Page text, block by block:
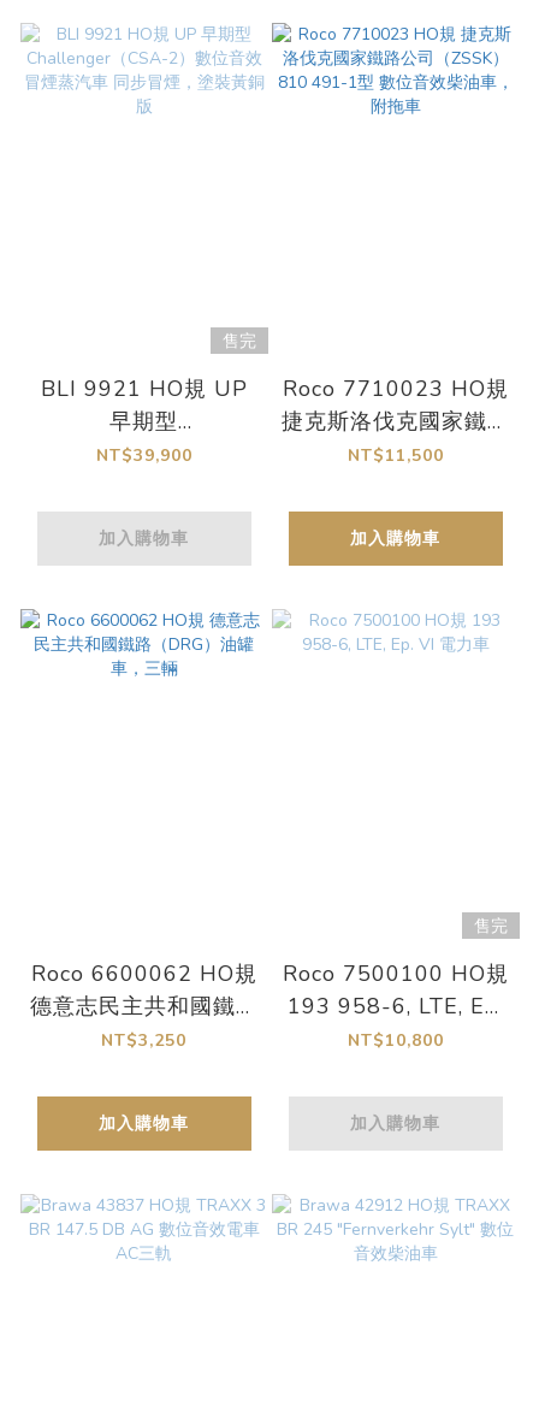
售完
BLI 9921 HO規 UP
早期型
Challenger（CSA-
車 同步冒煙，塗裝黃
銅版
NT$39,900
加入購物車
Roco 7710023 HO規
捷克斯洛伐克國家鐵路
公司（ZSSK）810
油車，附拖車
NT$11,500
加入購物車
Roco 6600062 HO規
德意志民主共和國鐵路
（DRG）油罐車，三
NT$3,250
加入購物車
售完
Roco 7500100 HO規
193 958-6, LTE, Ep.
VI 電力車
NT$10,800
加入購物車